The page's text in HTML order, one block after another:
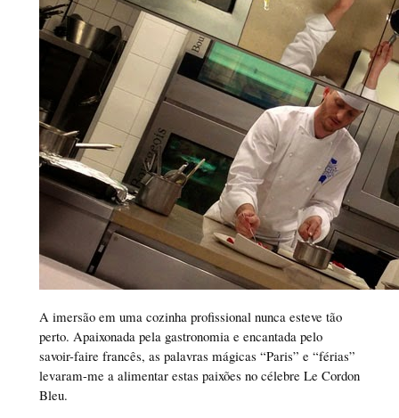
A imersão em uma cozinha profissional nunca esteve tão
perto. Apaixonada pela gastronomia e encantada pelo
savoir-faire francês, as palavras mágicas “Paris” e “férias”
levaram-me a alimentar estas paixões no célebre Le Cordon
Bleu.